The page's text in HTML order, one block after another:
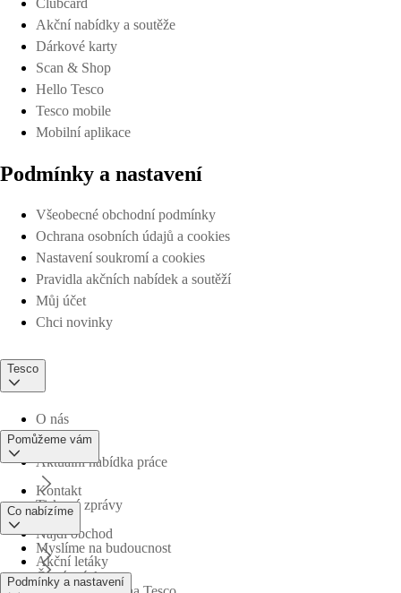
Akční nabídky a soutěže
Dárkové karty
Scan & Shop
Hello Tesco
Tesco mobile
Mobilní aplikace
Podmínky a nastavení
Všeobecné obchodní podmínky
Ochrana osobních údajů a cookies
Nastavení soukromí a cookies
Pravidla akčních nabídek a soutěží
Můj účet
Chci novinky
Tesco
O nás
Aktuální nabídka práce
Tiskové zprávy
Myslíme na budoucnost
Pomůžeme vám
Kontakt
Najdi obchod
Časté otázky
Co nabízíme
Akční letáky
Podmínky a nastavení